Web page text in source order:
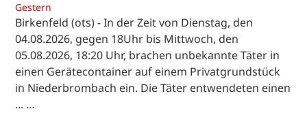
Gestern
Birkenfeld (ots) - In der Zeit von Dienstag, den
04.08.2026, gegen 18Uhr bis Mittwoch, den
05.08.2026, 18:20 Uhr, brachen unbekannte Täter in
einen Gerätecontainer auf einem Privatgrundstück
in Niederbrombach ein. Die Täter entwendeten einen
... …